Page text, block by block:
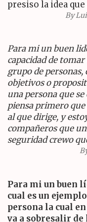
presiso la idea
By
Para mi un buen
capacidad de
grupo de personas,
objetivos o
una persona que
piensa primero
al que dirige, y
compañeros que
seguridad crewo
Para mi un buen
cual es un
persona la cual
va a sobresalir de